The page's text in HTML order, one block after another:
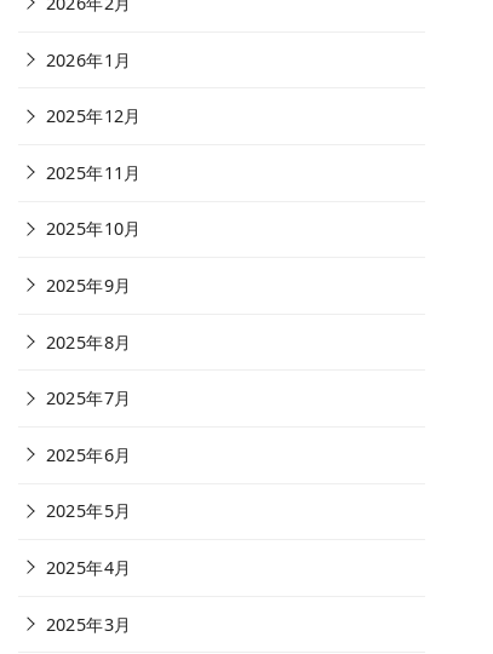
2026年1月
2025年12月
2025年11月
2025年10月
2025年9月
2025年8月
2025年7月
2025年6月
2025年5月
2025年4月
2025年3月